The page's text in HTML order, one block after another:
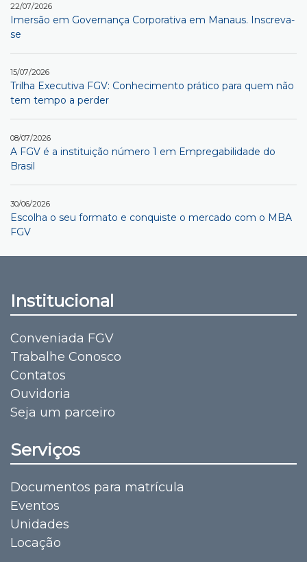
22/07/2026
Imersão em Governança Corporativa em Manaus. Inscreva-
se
15/07/2026
Trilha Executiva FGV: Conhecimento prático para quem não
tem tempo a perder
08/07/2026
A FGV é a instituição número 1 em Empregabilidade do
Brasil
30/06/2026
Escolha o seu formato e conquiste o mercado com o MBA
FGV
Institucional
Conveniada FGV
Trabalhe Conosco
Contatos
Ouvidoria
Seja um parceiro
Serviços
Documentos para matrícula
Eventos
Unidades
Locação